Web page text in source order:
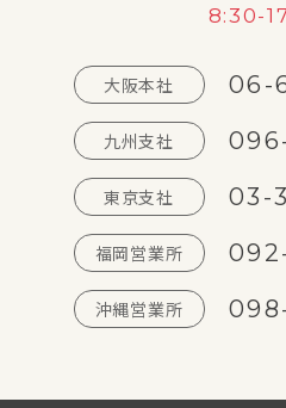
8:30-
大阪本社 06-
九州支社
東京支社 03-
福岡営業所
沖縄営業所